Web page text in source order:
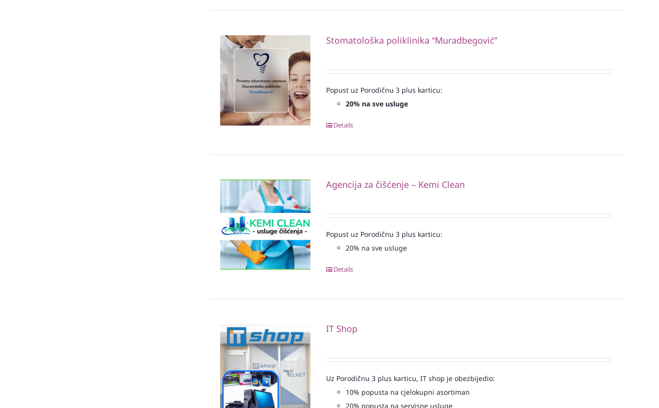
Stomatološka poliklinika “Muradbegović”
Popust uz Porodičnu 3 plus karticu:
20% na sve usluge
Details
Agencija za čišćenje – Kemi Clean
Popust uz Porodičnu 3 plus karticu:
20% na sve usluge
Details
IT Shop
Uz Porodičnu 3 plus karticu, IT shop je obezbijedio:
10% popusta na cjelokupni asortiman
20% popusta na servisne usluge